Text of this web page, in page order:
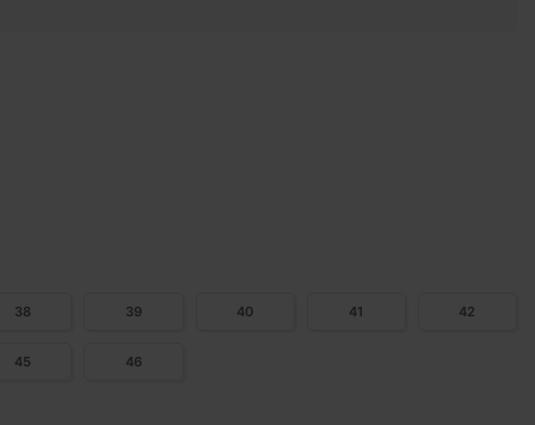
38 39 40 41 42
45 46